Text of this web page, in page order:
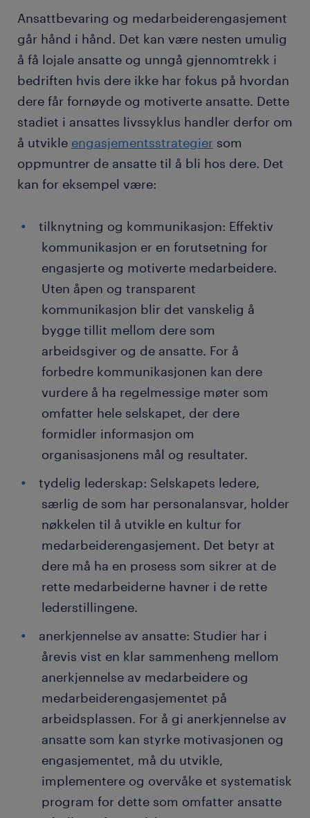
Ansattbevaring og medarbeiderengasjement
går hånd i hånd. Det kan være nesten umulig
å få lojale ansatte og unngå gjennomtrekk i
bedriften hvis dere ikke har fokus på hvordan
dere får fornøyde og motiverte ansatte. Dette
stadiet i ansattes livssyklus handler derfor om
å utvikle engasjementsstrategier som
oppmuntrer de ansatte til å bli hos dere. Det
kan for eksempel være:
tilknytning og kommunikasjon: Effektiv
kommunikasjon er en forutsetning for
engasjerte og motiverte medarbeidere.
Uten åpen og transparent
kommunikasjon blir det vanskelig å
bygge tillit mellom dere som
arbeidsgiver og de ansatte. For å
forbedre kommunikasjonen kan dere
vurdere å ha regelmessige møter som
omfatter hele selskapet, der dere
formidler informasjon om
organisasjonens mål og resultater.
tydelig lederskap: Selskapets ledere,
særlig de som har personalansvar, holder
nøkkelen til å utvikle en kultur for
medarbeiderengasjement. Det betyr at
dere må ha en prosess som sikrer at de
rette medarbeiderne havner i de rette
lederstillingene.
anerkjennelse av ansatte: Studier har i
årevis vist en klar sammenheng mellom
anerkjennelse av medarbeidere og
medarbeiderengasjementet på
arbeidsplassen. For å gi anerkjennelse av
ansatte som kan styrke motivasjonen og
engasjementet, må du utvikle,
implementere og overvåke et systematisk
program for dette som omfatter ansatte